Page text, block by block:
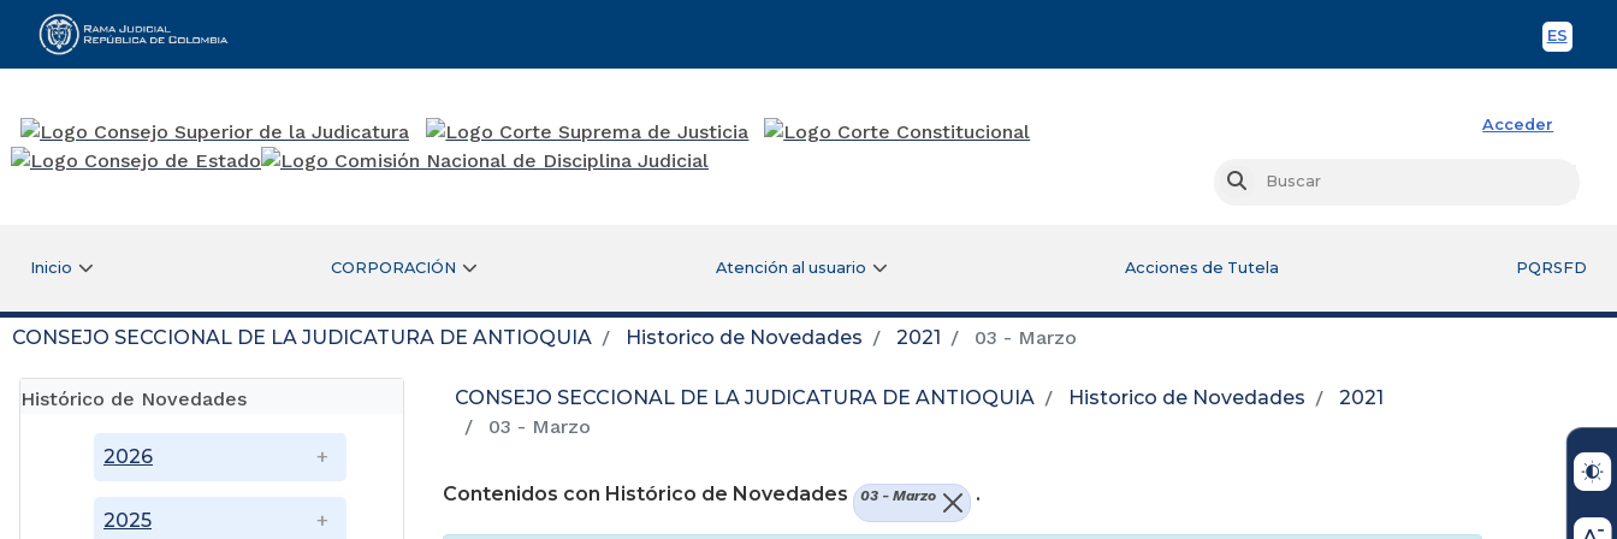
ES
Rama Judicial
Acceder
Buscar
Inicio CORPORACIÓN Atención al usuario Acciones de Tutela PQRSFD
CONSEJO SECCIONAL DE LA JUDICATURA DE ANTIOQUIA Historico de Novedades 2021 03 - Marzo
Histórico de Novedades
2025
2026
CONSEJO SECCIONAL DE LA JUDICATURA DE ANTIOQUIA Historico de Novedades
2021
03 - Marzo
Contenidos con Histórico de Novedades 03 - Marzo .